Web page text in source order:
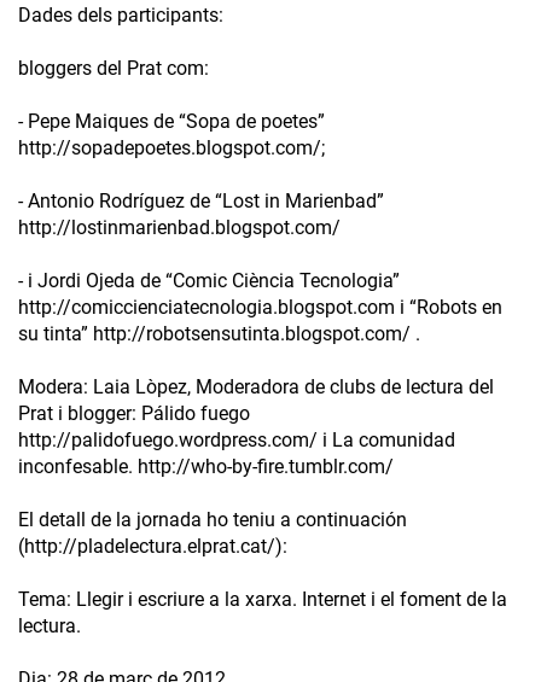
Dades dels participants:
bloggers del Prat com:
- Pepe Maiques de “Sopa de poetes”
http://sopadepoetes.blogspot.com/;
- Antonio Rodríguez de “Lost in Marienbad”
http://lostinmarienbad.blogspot.com/
- i Jordi Ojeda de “Comic Ciència Tecnologia”
http://comiccienciatecnologia.blogspot.com i “Robots en
su tinta” http://robotsensutinta.blogspot.com/ .
Modera: Laia Lòpez, Moderadora de clubs de lectura del
Prat i blogger: Pálido fuego
http://palidofuego.wordpress.com/ i La comunidad
inconfesable. http://who-by-fire.tumblr.com/
El detall de la jornada ho teniu a continuación
(http://pladelectura.elprat.cat/):
Tema: Llegir i escriure a la xarxa. Internet i el foment de la
lectura.